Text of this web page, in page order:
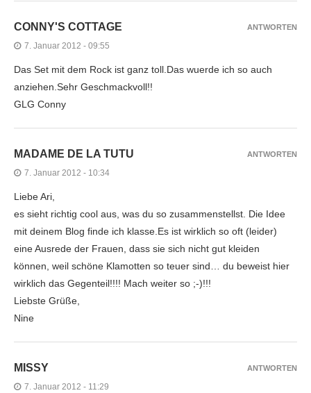
CONNY'S COTTAGE
7. Januar 2012 - 09:55
Das Set mit dem Rock ist ganz toll.Das wuerde ich so auch
anziehen.Sehr Geschmackvoll!!
GLG Conny
ANTWORTEN
MADAME DE LA TUTU
7. Januar 2012 - 10:34
Liebe Ari,
es sieht richtig cool aus, was du so zusammenstellst. Die Idee
mit deinem Blog finde ich klasse.Es ist wirklich so oft (leider)
eine Ausrede der Frauen, dass sie sich nicht gut kleiden
können, weil schöne Klamotten so teuer sind… du beweist hier
wirklich das Gegenteil!!!! Mach weiter so ;-)!!!
Liebste Grüße,
Nine
ANTWORTEN
MISSY
7. Januar 2012 - 11:29
ANTWORTEN